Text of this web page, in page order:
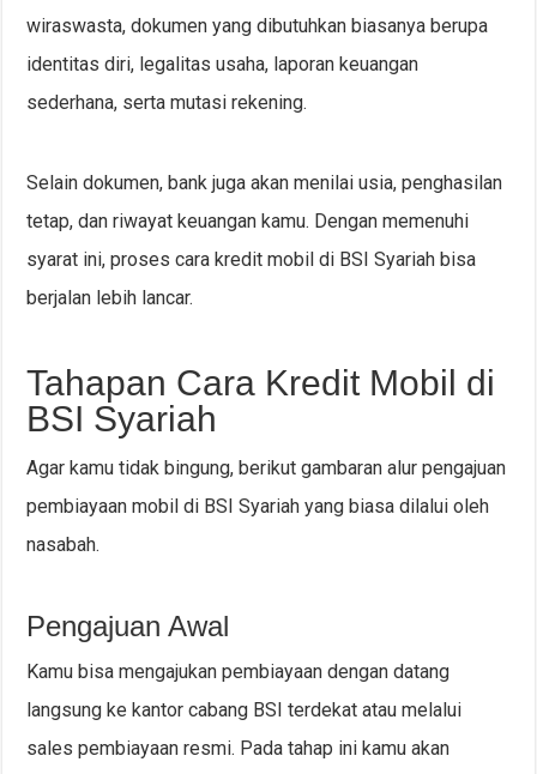
wiraswasta, dokumen yang dibutuhkan biasanya berupa
identitas diri, legalitas usaha, laporan keuangan
sederhana, serta mutasi rekening.
Selain dokumen, bank juga akan menilai usia, penghasilan
tetap, dan riwayat keuangan kamu. Dengan memenuhi
syarat ini, proses cara kredit mobil di BSI Syariah bisa
berjalan lebih lancar.
Tahapan Cara Kredit Mobil di
BSI Syariah
Agar kamu tidak bingung, berikut gambaran alur pengajuan
pembiayaan mobil di BSI Syariah yang biasa dilalui oleh
nasabah.
Pengajuan Awal
Kamu bisa mengajukan pembiayaan dengan datang
langsung ke kantor cabang BSI terdekat atau melalui
sales pembiayaan resmi. Pada tahap ini kamu akan